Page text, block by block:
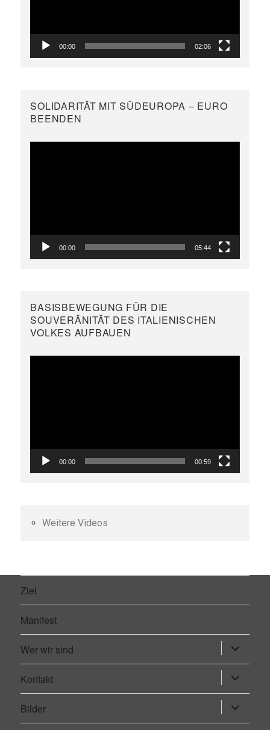
00:00 02:06
SOLIDARITÄT MIT SÜDEUROPA – EURO
BEENDEN
00:00 05:44
BASISBEWEGUNG FÜR DIE
SOUVERÄNITÄT DES ITALIENISCHEN
VOLKES AUFBAUEN
00:00 00:59
Weitere Videos
Ziel
Manifest
Wer wir sind
öffnen
Kontakt
öffnen
Bilder
öffnen